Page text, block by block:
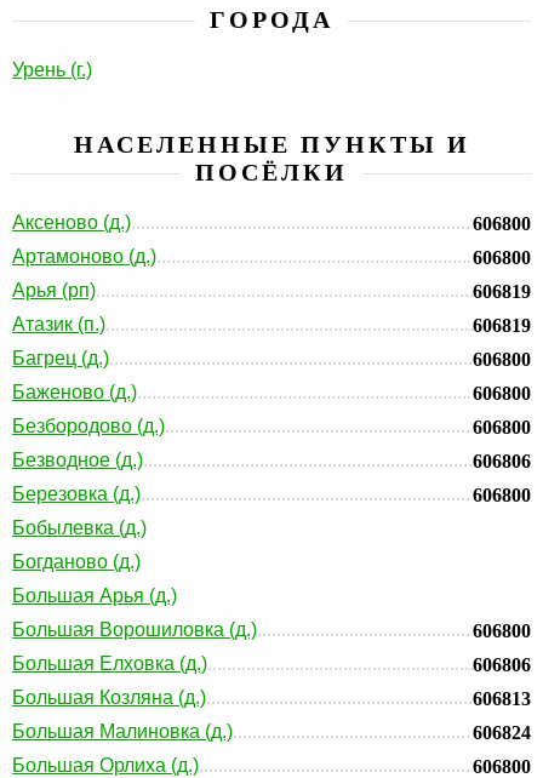
ГОРОДА
Урень (г.)
НАСЕЛЕННЫЕ ПУНКТЫ И
ПОСЁЛКИ
Аксеново (д.)
606800
Артамоново (д.)
606800
Арья (рп)
606819
Атазик (п.)
606819
Багрец (д.)
606800
Баженово (д.)
606800
Безбородово (д.)
606800
Безводное (д.)
606806
Березовка (д.)
606800
Бобылевка (д.)
Богданово (д.)
Большая Арья (д.)
Большая Ворошиловка (д.)
606800
Большая Елховка (д.)
606806
Большая Козляна (д.)
606813
Большая Малиновка (д.)
606824
Большая Орлиха (д.)
606800